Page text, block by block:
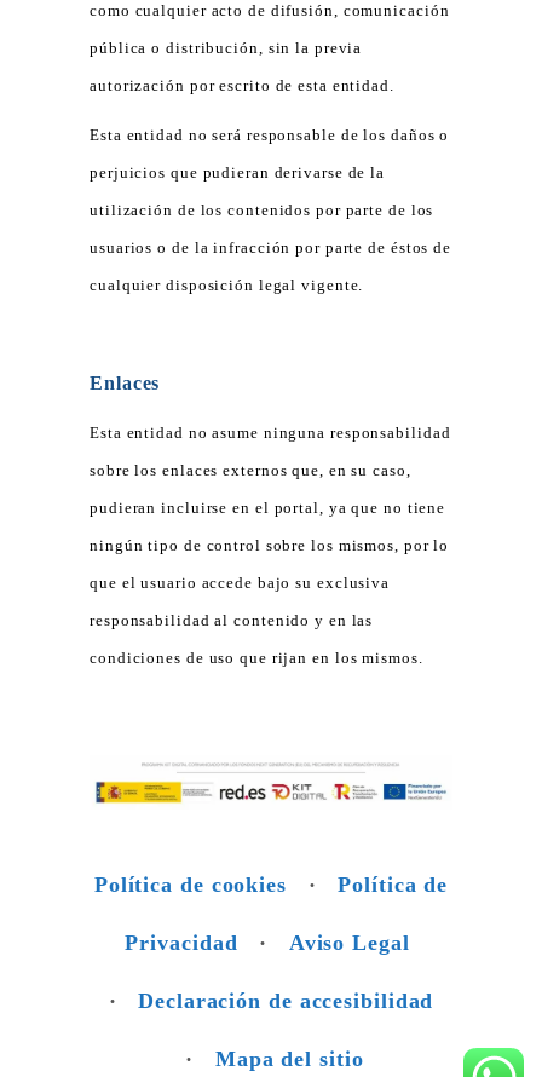
como cualquier acto de difusión, comunicación
pública o distribución, sin la previa
autorización por escrito de esta entidad.
Esta entidad no será responsable de los daños o
perjuicios que pudieran derivarse de la
utilización de los contenidos por parte de los
usuarios o de la infracción por parte de éstos de
cualquier disposición legal vigente.
Enlaces
Esta entidad no asume ninguna responsabilidad
sobre los enlaces externos que, en su caso,
pudieran incluirse en el portal, ya que no tiene
ningún tipo de control sobre los mismos, por lo
que el usuario accede bajo su exclusiva
responsabilidad al contenido y en las
condiciones de uso que rijan en los mismos.
Política de cookies ·Política de
Privacidad · Aviso Legal
·Declaración de accesibilidad
· Mapa del sitio